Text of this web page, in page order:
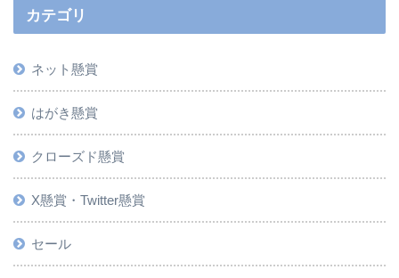
カテゴリ
ネット懸賞
はがき懸賞
クローズド懸賞
X懸賞・Twitter懸賞
セール